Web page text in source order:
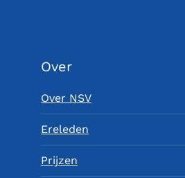
Over
Over NSV
Ereleden
Prijzen